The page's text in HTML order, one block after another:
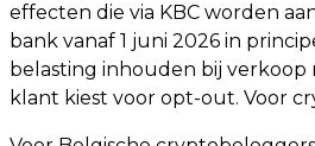
effecten die via KBC worden
bank vanaf 1 juni 2026 in
belasting inhouden bij verkoop
klant kiest voor opt-out. Voor